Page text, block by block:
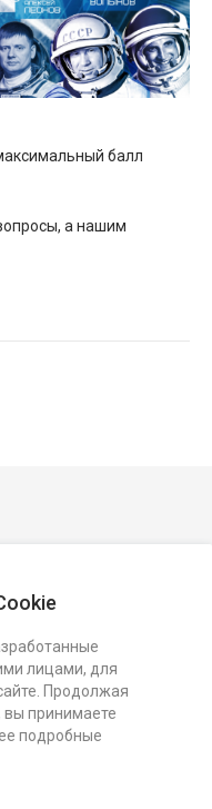
лицами, для
Продолжая
вы принимаете
подробные
балл
а нашим
40
7/2, оф.301